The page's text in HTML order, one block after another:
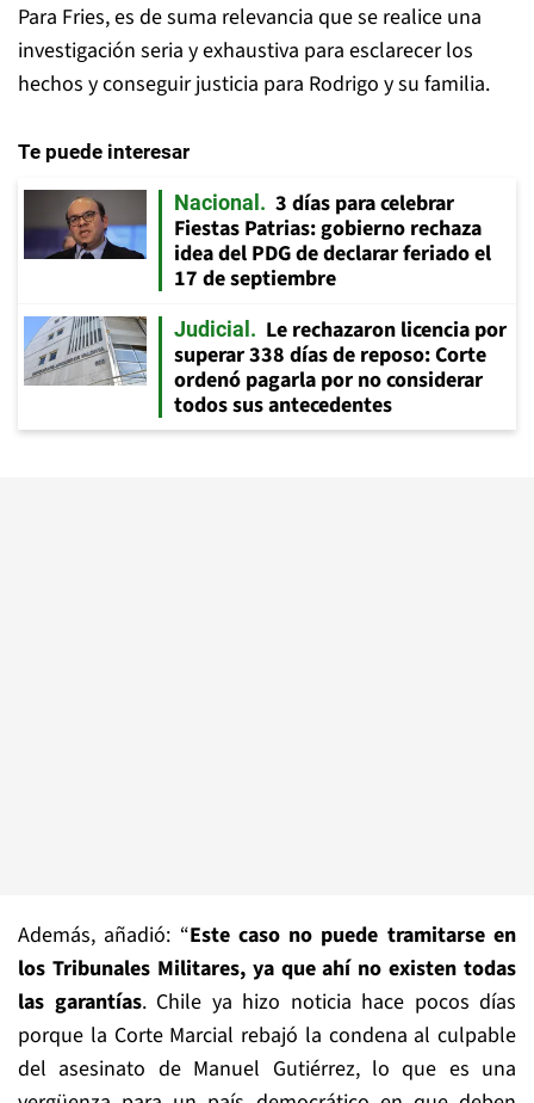
Para Fries, es de suma relevancia que se realice una
investigación seria y exhaustiva para esclarecer los
hechos y conseguir justicia para Rodrigo y su familia.
Te puede interesar
Nacional
3 días para celebrar
Fiestas Patrias: gobierno rechaza
idea del PDG de declarar feriado el
17 de septiembre
Judicial
Le rechazaron licencia por
superar 338 días de reposo: Corte
ordenó pagarla por no considerar
todos sus antecedentes
Además, añadió: “Este caso no puede tramitarse en
los Tribunales Militares, ya que ahí no existen todas
las garantías. Chile ya hizo noticia hace pocos días
porque la Corte Marcial rebajó la condena al culpable
del asesinato de Manuel Gutiérrez, lo que es una